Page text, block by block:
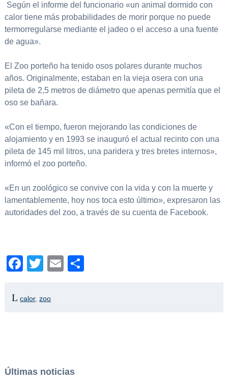
Según el informe del funcionario «un animal dormido con
calor tiene más probabilidades de morir porque no puede
termorregularse mediante el jadeo o el acceso a una fuente
de agua».
El Zoo porteño ha tenido osos polares durante muchos
años. Originalmente, estaban en la vieja osera con una
pileta de 2,5 metros de diámetro que apenas permitía que el
oso se bañara.
«Con el tiempo, fueron mejorando las condiciones de
alojamiento y en 1993 se inauguró el actual recinto con una
pileta de 145 mil litros, una paridera y tres bretes internos»,
informó el zoo porteño.
«En un zoológico se convive con la vida y con la muerte y
lamentablemente, hoy nos toca esto último», expresaron las
autoridades del zoo, a través de su cuenta de Facebook.
Facebook
TwitterEmail
calor,zoo
Últimas noticias